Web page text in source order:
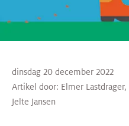
dinsdag 20 december 2022
Artikel door: Elmer Lastdrager,
Jelte Jansen